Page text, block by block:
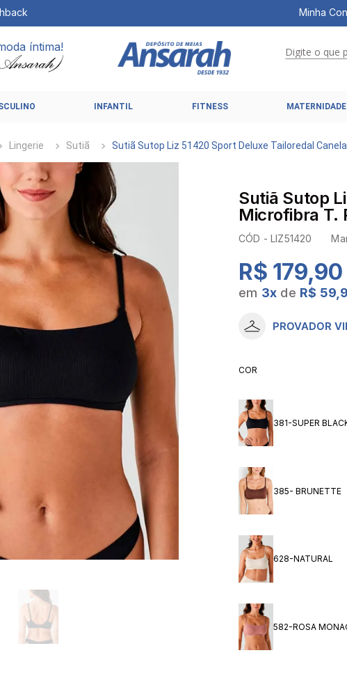
Minha
íntima! Digite o
INFANTIL FITNESS MATERNIDADE
Lingerie Sutiã Sutiã Sutop Liz 51420 Sport Deluxe Tailoredal
Sutiã Sutop
Microfibra T.
CÓD -LIZ51420
R$ 179,90
em 3x de R$
PROVADOR
COR
381-SUPER
385- BRUNETTE
628-NATURAL
582-ROSA
1 º
5 º
sutiã
6º
sutias
8º
hering
10º meia